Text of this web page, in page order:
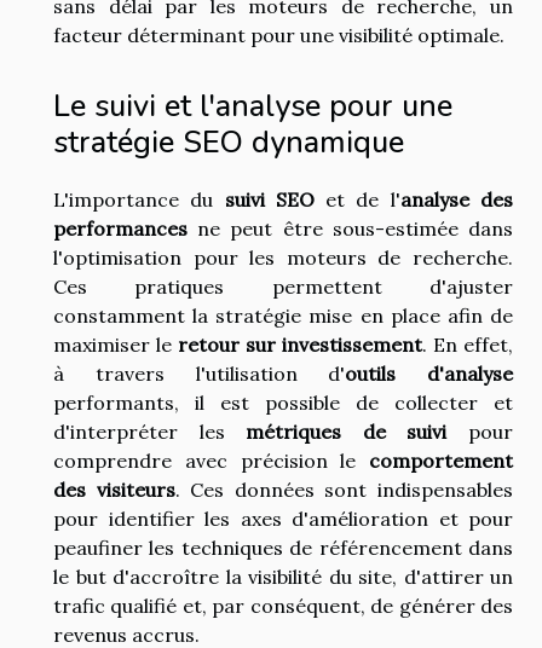
sans délai par les moteurs de recherche, un
facteur déterminant pour une visibilité optimale.
Le suivi et l'analyse pour une
stratégie SEO dynamique
L'importance du suivi SEOet de l'analyse des
performances ne peut être sous-estimée dans
l'optimisation pour les moteurs de recherche.
Ces pratiques permettent d'ajuster
constamment la stratégie mise en place afin de
maximiser le retour sur investissement. En effet,
à travers l'utilisation d'outils d'analyse
performants, il est possible de collecter et
d'interpréter les métriques de suivi pour
comprendre avec précision le comportement
des visiteurs. Ces données sont indispensables
pour identifier les axes d'amélioration et pour
peaufiner les techniques de référencement dans
le but d'accroître la visibilité du site, d'attirer un
trafic qualifié et, par conséquent, de générer des
revenus accrus.